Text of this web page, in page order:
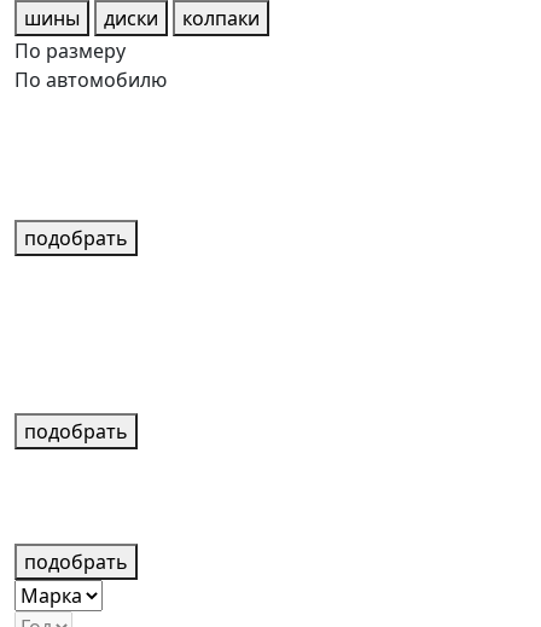
шины
диски
колпаки
По размеру
По автомобилю
подобрать
подобрать
подобрать